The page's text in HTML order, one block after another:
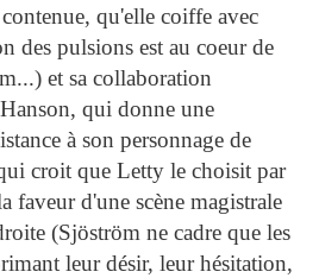
qu'elle coiffe avec
des pulsions est au coeur de
et sa collaboration
qui donne une
à son personnage de
croit que Letty le choisit par
faveur d'une scène magistrale
(Sjöström ne cadre que les
leur désir, leur hésitation,